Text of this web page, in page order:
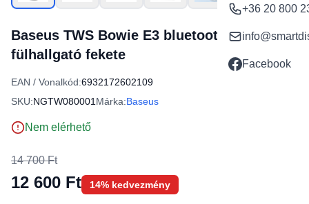
+36 20 800
Facebook
Baseus TWS Bowie E3 bluetooth
fülhallgató fekete
EAN / Vonalkód:6932172602109
SKU:NGTW080001 Márka:Baseus
Nem elérhető
14 700 Ft
12 600 Ft 14% kedvezmény